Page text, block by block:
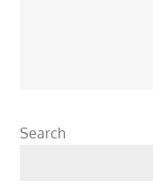
Search